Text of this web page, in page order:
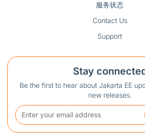
服务状态
Contact Us
Support
Stay
Be the first to hear about Jakarta EE
new releases.